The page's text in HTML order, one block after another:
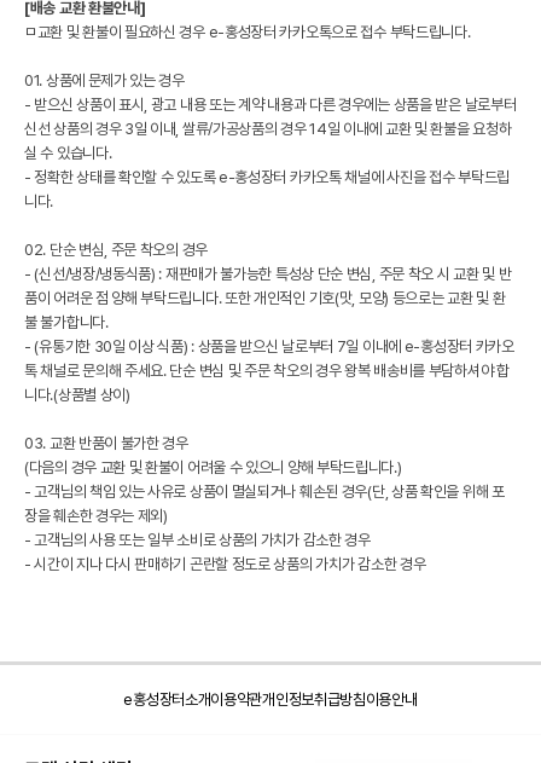
[배송 교환 환불안내]
ㅁ교환 및 환불이 필요하신 경우 e-홍성장터 카카오톡으로 접수 부탁드립니다.
01. 상품에 문제가 있는 경우
- 받으신 상품이 표시, 광고 내용 또는 계약 내용과 다른 경우에는 상품을 받은 날로부터
신선 상품의 경우 3일 이내, 쌀류/가공상품의 경우 14일 이내에 교환 및 환불을 요청하
실 수 있습니다.
- 정확한 상태를 확인할 수 있도록 e-홍성장터 카카오톡 채널에 사진을 접수 부탁드립
니다.
02. 단순 변심, 주문 착오의 경우
- (신선/냉장/냉동식품) : 재판매가 불가능한 특성상 단순 변심, 주문 착오 시 교환 및 반
품이 어려운 점 양해 부탁드립니다. 또한 개인적인 기호(맛, 모양) 등으로는 교환 및 환
불 불가합니다.
- (유통기한 30일 이상 식품) : 상품을 받으신 날로부터 7일 이내에 e-홍성장터 카카오
톡 채널로 문의해 주세요. 단순 변심 및 주문 착오의 경우 왕복 배송비를 부담하셔야 합
니다.(상품별 상이)
03. 교환 반품이 불가한 경우
(다음의 경우 교환 및 환불이 어려울 수 있으니 양해 부탁드립니다.)
- 고객님의 책임 있는 사유로 상품이 멸실되거나 훼손된 경우(단, 상품 확인을 위해 포
장을 훼손한 경우는 제외)
- 고객님의 사용 또는 일부 소비로 상품의 가치가 감소한 경우
- 시간이 지나 다시 판매하기 곤란할 정도로 상품의 가치가 감소한 경우
e홍성장터소개이용약관개인정보취급방침이용안내